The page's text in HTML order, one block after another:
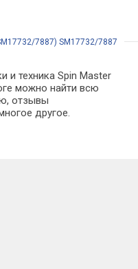
7887) SM17732/7887
и техника Spin Master
можно найти всю
отзывы
другое.